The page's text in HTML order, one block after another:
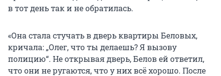
в тот день так и не обратилась.
«Она стала стучать в дверь квартиры Беловых,
кричала: „Олег, что ты делаешь? Я вызову
полицию“. Не открывая дверь, Белов ей ответил,
что они не ругаются, что у них всё хорошо. После